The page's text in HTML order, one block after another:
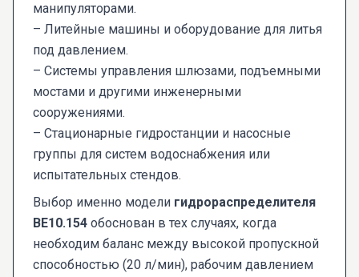
манипуляторами.
– Литейные машины и оборудование для литья
под давлением.
– Системы управления шлюзами, подъемными
мостами и другими инженерными
сооружениями.
– Стационарные гидростанции и насосные
группы для систем водоснабжения или
испытательных стендов.
Выбор именно модели гидрораспределителя
ВЕ10.154 обоснован в тех случаях, когда
необходим баланс между высокой пропускной
способностью (20 л/мин), рабочим давлением